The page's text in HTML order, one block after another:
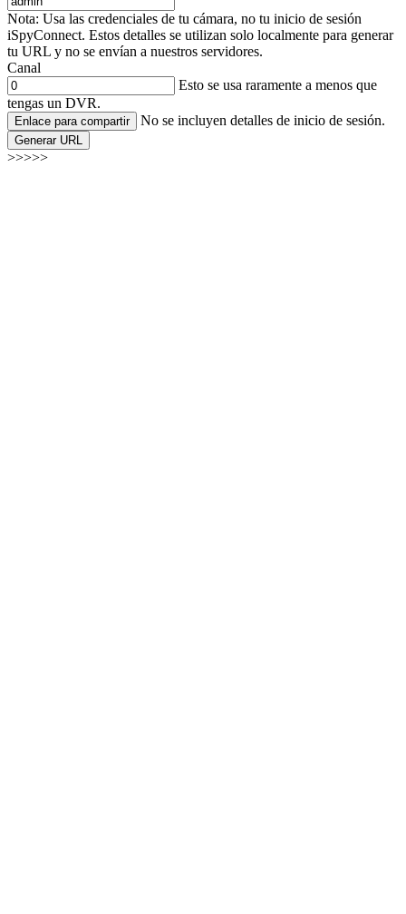
Nota: Usa las credenciales de tu cámara, no tu inicio de sesión
iSpyConnect. Estos detalles se utilizan solo localmente para generar
tu URL y no se envían a nuestros servidores.
Canal
Esto se usa raramente a menos que
tengas un DVR.
Enlace para compartir No se incluyen detalles de inicio de sesión.
Generar URL
>>>>>